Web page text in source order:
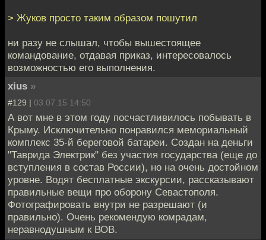
> Жуков просто таким образом пошутил
ни разу не слышал, чтобы вышестоящее
командование, отдавая приказ, интересовалось
возможностью его выполнения.
xius »
#129 | 03.07.15 14:50
А вот мне в этом году посчастливилось побывать в
Крыму. Исключительно понравился мемориальный
комплекс 35-й береговой батареи. Создан на деньги
"Таврида Электрик" без участия государства (еще до
вступления в состав России), но на очень достойном
уровне. Водят бесплатные экскурсии, рассказывают
правильные вещи про оборону Севастополя.
Фотографировать внутри не разрешают (и
правильно). Очень рекомендую комрадам,
неравнодушным к ВОВ.